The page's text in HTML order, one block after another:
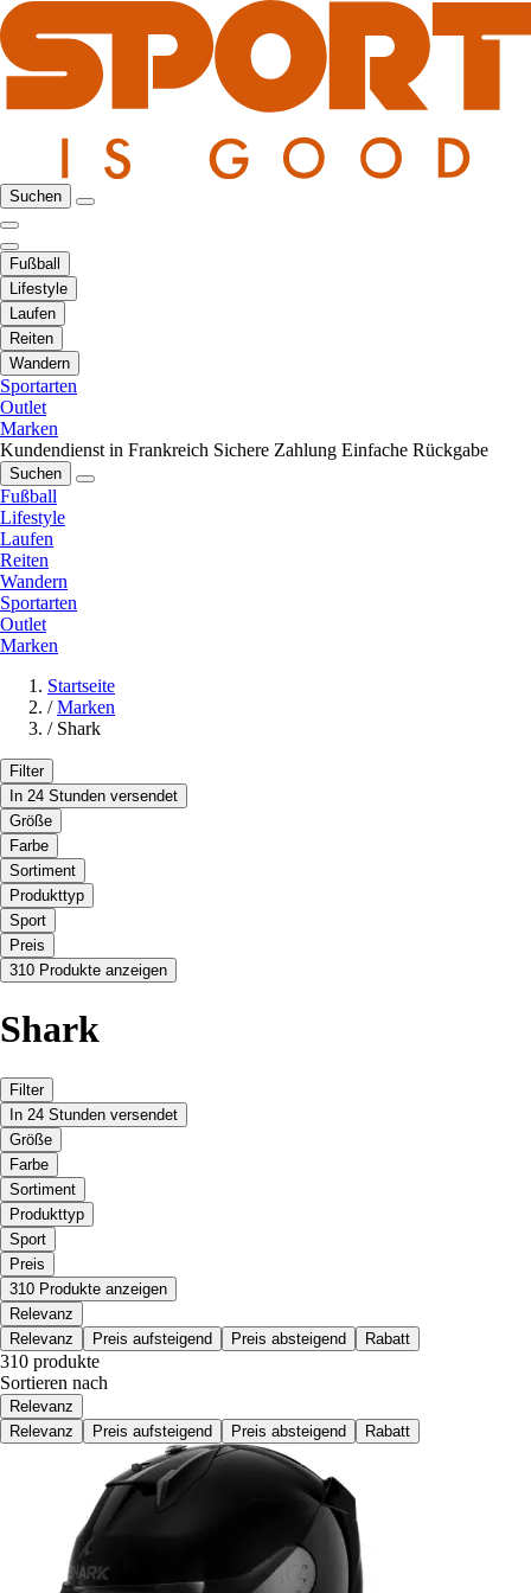
Suchen
Fußball
Lifestyle
Laufen
Reiten
Wandern
Sportarten
Outlet
Marken
Kundendienst in Frankreich Sichere Zahlung Einfache Rückgabe
Suchen
Fußball
Lifestyle
Laufen
Reiten
Wandern
Sportarten
Outlet
Marken
Startseite
/ Marken
/ Shark
Filter
In 24 Stunden versendet
Größe
Farbe
Sortiment
Produkttyp
Sport
Preis
310 Produkte anzeigen
Shark
Filter
In 24 Stunden versendet
Größe
Farbe
Sortiment
Produkttyp
Sport
Preis
310 Produkte anzeigen
Relevanz
Relevanz
Preis aufsteigend Preis absteigend Rabatt
310 produkte
Sortieren nach
Relevanz
Relevanz
Preis aufsteigend Preis absteigend Rabatt